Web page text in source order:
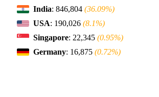
India: 846,804 (36.09%)
USA: 190,026 (8.1%)
Singapore: 22,345 (0.95%)
Germany: 16,875 (0.72%)